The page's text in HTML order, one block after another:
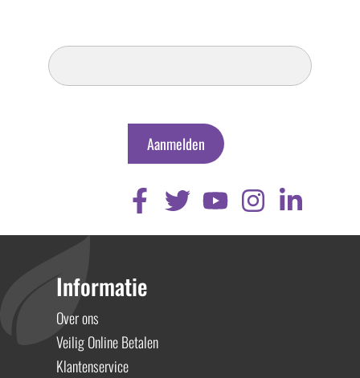
Inschrijven
Nieuwsbrief
Aanmelden
Informatie
Over ons
Veilig Online Betalen
Klantenservice